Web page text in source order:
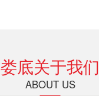
娄底关于我们
ABOUT US